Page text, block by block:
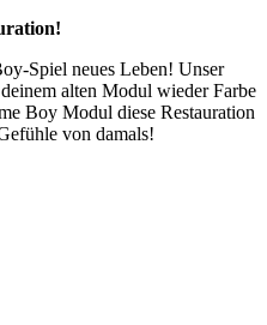
Spiel neues Leben! Unser
alten Modul wieder Farbe
Boy Modul diese Restauration
von damals!